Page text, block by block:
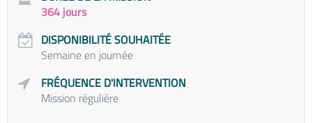
364 jours
DISPONIBILITÉ SOUHAITÉE
Semaine en journée
FRÉQUENCE D'INTERVENTION
Mission régulière